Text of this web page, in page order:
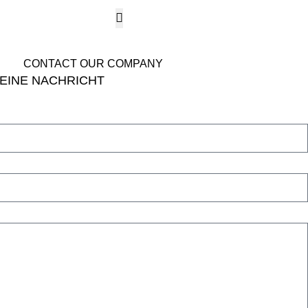
CONTACT OUR COMPANY
NACHRICHT